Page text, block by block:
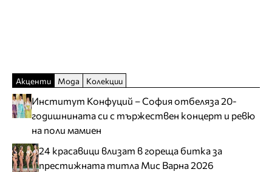
Акценти Мода Колекции
Институт Конфуций – София отбеляза 20-
годишнината си с тържествен концерт и ревю
на поли мамиен
24 красавици влизат в гореща битка за
престижната титла Мис Варна 2026